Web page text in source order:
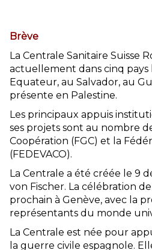
Brève
La Centrale Sanitaire Suisse
actuellement dans cinq pays
Equateur, au Salvador, au
présente en Palestine.
Les principaux appuis
ses projets sont au nombre
Coopération (FGC) et la
(FEDEVACO).
La Centrale a été créée le 9
von Fischer. La célébration
prochain à Genève, avec la
représentants du monde
La Centrale est née pour
la guerre civile espagnole.